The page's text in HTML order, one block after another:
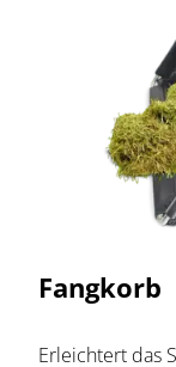
Fangkorb
Erleichtert das